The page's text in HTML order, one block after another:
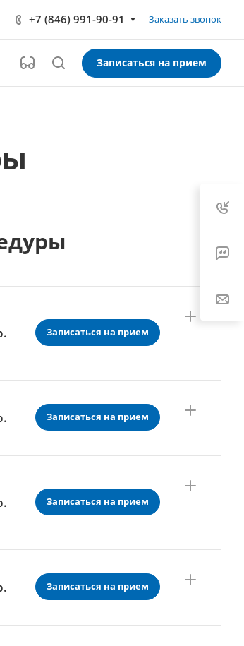
+7 (846) 991-90-91 Заказать звонок
Записаться на прием
Записаться на прием
Записаться на прием
Записаться на прием
Записаться на прием